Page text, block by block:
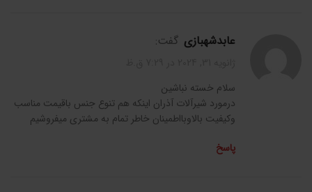
عابدشهبازی گفت:
سلام خسته نباشین
درمورد شیرآلات آذران اینکه هم تنوع جنس باقیمت مناسب
وکیفیت بالاوبااطمینان خاطر تمام به مشتری میفروشیم
پاسخ